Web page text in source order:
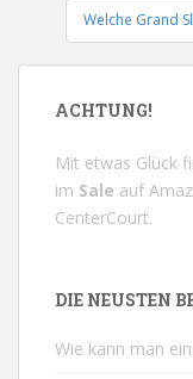
Welche Grand
ACHTUNG!
Mit etwas Glück
im Sale auf
CenterCourt.
DIE NEUSTEN
Wie kann man